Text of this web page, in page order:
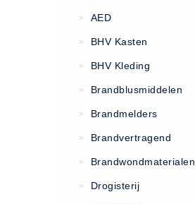
Inspectiecentrale
Ons Team
Nieuws
Contact
> AED
> BHV Kasten
> BHV Kleding
> Brandblusmiddelen
> Brandmelders
> Brandvertragend
> Brandwondmaterialen
> Drogisterij